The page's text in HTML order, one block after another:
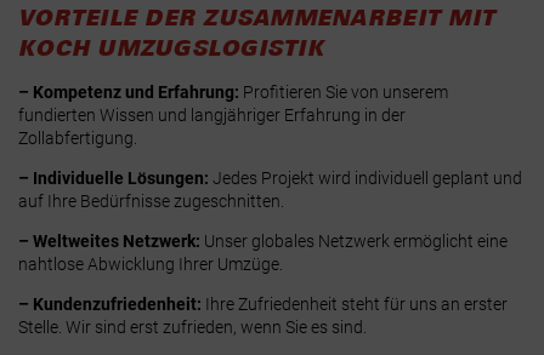
VORTEILE DER ZUSAMMENARBEIT MIT
KOCH UMZUGSLOGISTIK
– Kompetenz und Erfahrung: Profitieren Sie von unserem
fundierten Wissen und langjähriger Erfahrung in der
Zollabfertigung.
– Individuelle Lösungen: Jedes Projekt wird individuell geplant und
auf Ihre Bedürfnisse zugeschnitten.
– Weltweites Netzwerk: Unser globales Netzwerk ermöglicht eine
nahtlose Abwicklung Ihrer Umzüge.
– Kundenzufriedenheit: Ihre Zufriedenheit steht für uns an erster
Stelle. Wir sind erst zufrieden, wenn Sie es sind.